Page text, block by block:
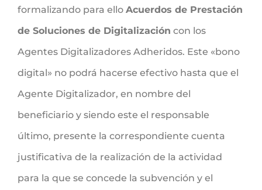
formalizando para ello Acuerdos de Prestación
de Soluciones de Digitalización con los
Agentes Digitalizadores Adheridos. Este «bono
digital» no podrá hacerse efectivo hasta que el
Agente Digitalizador, en nombre del
beneficiario y siendo este el responsable
último, presente la correspondiente cuenta
justificativa de la realización de la actividad
para la que se concede la subvención y el